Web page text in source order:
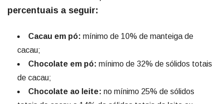
percentuais a seguir:
Cacau em pó: mínimo de 10% de manteiga de
cacau;
Chocolate em pó: mínimo de 32% de sólidos totais
de cacau;
Chocolate ao leite: no mínimo 25% de sólidos